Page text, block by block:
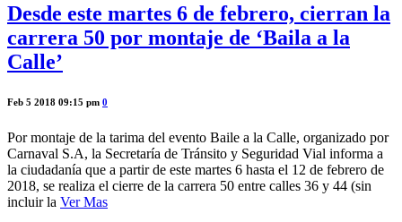
Desde este martes 6 de febrero, cierran la
carrera 50 por montaje de ‘Baila a la
Calle’
Feb 5 2018 09:15 pm 0
Por montaje de la tarima del evento Baile a la Calle, organizado por
Carnaval S.A, la Secretaría de Tránsito y Seguridad Vial informa a
la ciudadanía que a partir de este martes 6 hasta el 12 de febrero de
2018, se realiza el cierre de la carrera 50 entre calles 36 y 44 (sin
incluir la Ver Mas